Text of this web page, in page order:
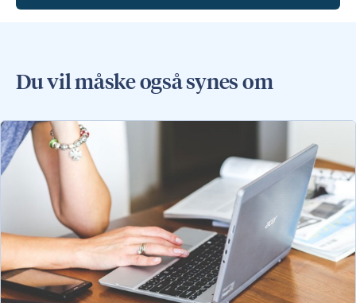
Du vil måske også synes om